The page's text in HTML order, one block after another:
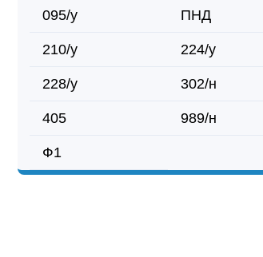
095/у ПНД
210/у 224/у
228/у 302/н
405 989/н
Ф1